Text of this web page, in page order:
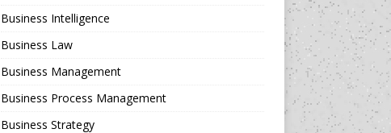
Business Intelligence
Business Law
Business Management
Business Process Management
Business Strategy